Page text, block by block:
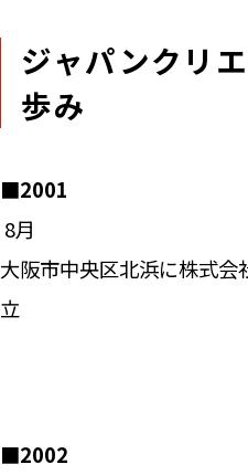
ジャパンクリ
歩み
■2001
―― 8月
大阪市中央区北浜に株式
立
■2002